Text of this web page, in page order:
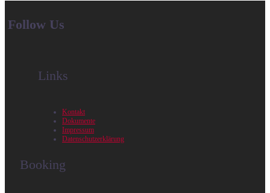
Follow Us
Links
Kontakt
Dokumente
Impressum
Datenschutzerklärung
Booking